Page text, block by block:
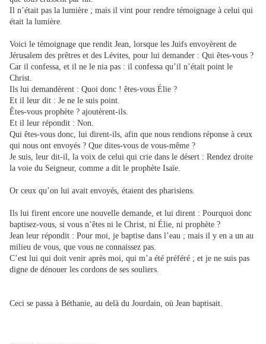
Il n’était pas la lumière ; mais il vint pour rendre témoignage à celui qui
était la lumière.
Voici le témoignage que rendit Jean, lorsque les Juifs envoyèrent de
Jérusalem des prêtres et des Lévites, pour lui demander : Qui êtes-vous ?
Car il confessa, et il ne le nia pas : il confessa qu’il n’était point le
Christ.
Ils lui demandèrent : Quoi donc ! êtes-vous Élie ?
Et il leur dit : Je ne le suis point.
Êtes-vous prophète ? ajoutèrent-ils.
Et il leur répondit : Non.
Qui êtes-vous donc, lui dirent-ils, afin que nous rendions réponse à ceux
qui nous ont envoyés ? Que dites-vous de vous-même ?
Je suis, leur dit-il, la voix de celui qui crie dans le désert : Rendez droite
la voie du Seigneur, comme a dit le prophète Isaïe.
Or ceux qu’on lui avait envoyés, étaient des pharisiens.
Ils lui firent encore une nouvelle demande, et lui dirent : Pourquoi donc
baptisez-vous, si vous n’êtes ni le Christ, ni Élie, ni prophète ?
Jean leur répondit : Pour moi, je baptise dans l’eau ; mais il y en a un au
milieu de vous, que vous ne connaissez pas.
C’est lui qui doit venir après moi, qui m’a été préféré ; et je ne suis pas
digne de dénouer les cordons de ses souliers.
Ceci se passa à Béthanie, au delà du Jourdain, où Jean baptisait.